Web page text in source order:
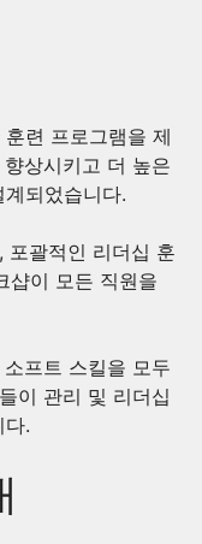
련 프로그램을 제
상시키고 더 높은
되었습니다.
포괄적인 리더십 훈
샵이 모든 직원을
프트 스킬을 모두
이 관리 및 리더십
다.